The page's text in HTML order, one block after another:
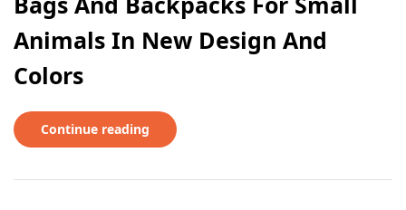
Animals In New Design And
Colors
Continue reading